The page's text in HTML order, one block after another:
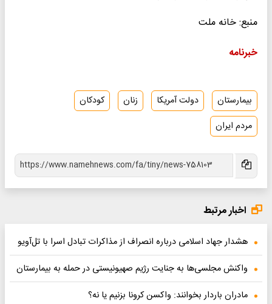
منبع: خانه ملت
خبرنامه
بیمارستان دولت آمریکا زنان
کودکان
مردم ایران
اخبار مرتبط
هشدار جهاد اسلامی درباره انصراف از مذاکرات تبادل اسرا با تل‌آویو
واکنش مجلسی‌ها به جنایت رژیم صهیونیستی در حمله به بیمارستان
مادران باردار بخوانند: واکسن کرونا بزنیم یا نه؟